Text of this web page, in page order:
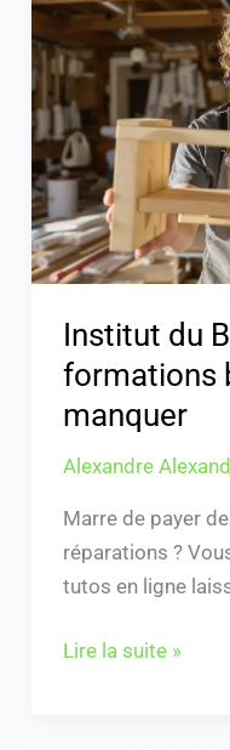
Institut du
formations
manquer
Alexandre
Marre de payer
réparations ?
tutos en ligne
du
Bricolage
:
Top
formations
bricolage
à
ne
pas
manquer
Lire la suite »